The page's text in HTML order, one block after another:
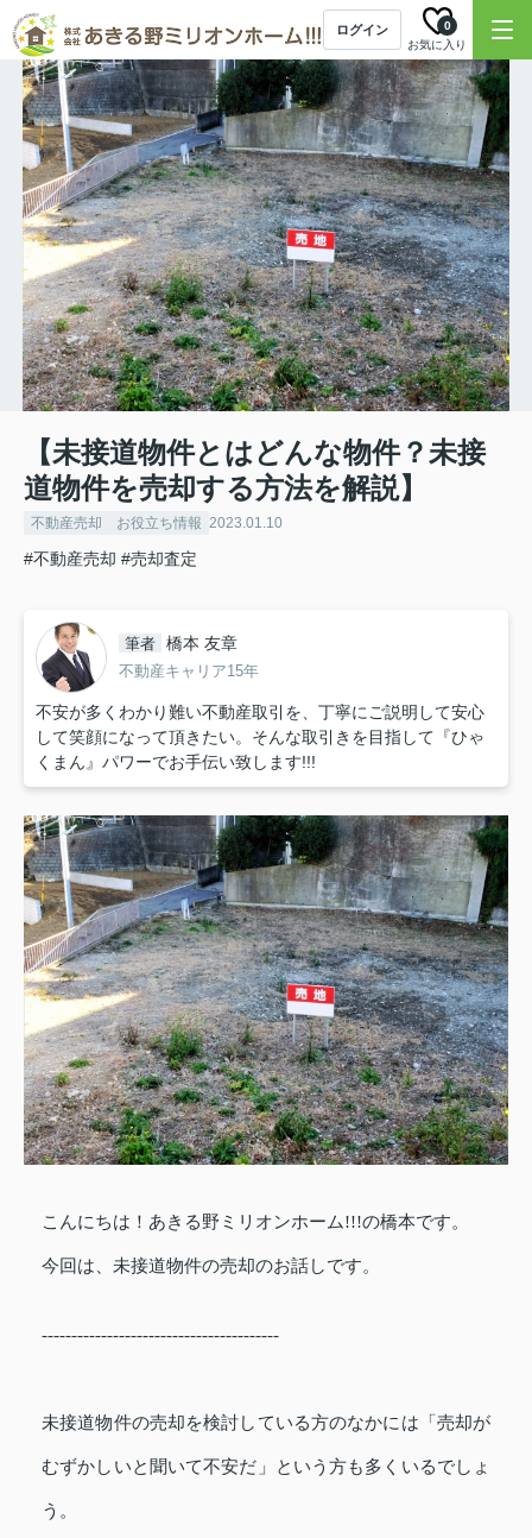
ログイン
お気に入り
0
【未接道物件とはどんな物件？未接
道物件を売却する方法を解説】
不動産売却 お役立ち情報 2023.01.10
#不動産売却 #売却査定
筆者 橋本 友章
不動産キャリア15年
不安が多くわかり難い不動産取引を、丁寧にご説明して安心
して笑顔になって頂きたい。そんな取引きを目指して『ひゃ
くまん』パワーでお手伝い致します!!!
こんにちは！あきる野ミリオンホーム!!!の橋本です。
今回は、 未接道物件の売却のお話しです。
----------------------------------------
未接道物件の売却を検討している方のなかには「売却が
むずかしいと聞いて不安だ」という方も多くいるでしょ
う。